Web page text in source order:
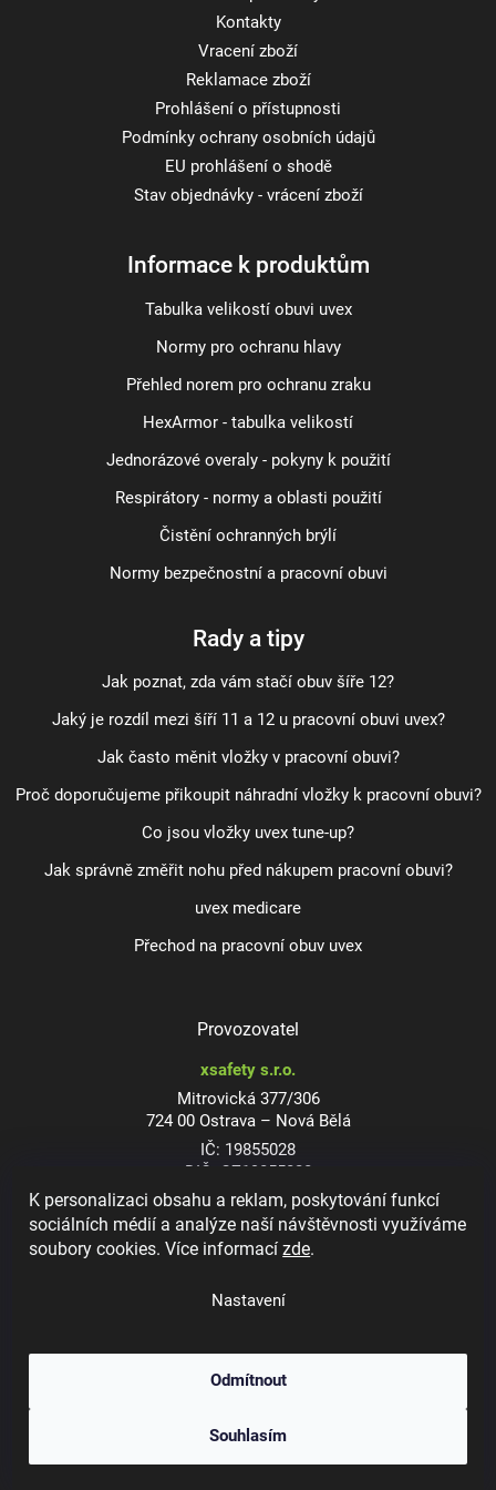
K personalizaci obsahu a reklam, poskytování funkcí
sociálních médií a analýze naší návštěvnosti využíváme
soubory cookies. Více informacízde.
Nastavení
Odmítnout
Souhlasím
Kontakty
Vracení zboží
Reklamace zboží
Prohlášení o přístupnosti
Podmínky ochrany osobních údajů
EU prohlášení o shodě
Stav objednávky - vrácení zboží
Informace k produktům
Tabulka velikostí obuvi uvex
Normy pro ochranu hlavy
Přehled norem pro ochranu zraku
HexArmor - tabulka velikostí
Jednorázové overaly - pokyny k použití
Respirátory - normy a oblasti použití
Čistění ochranných brýlí
Normy bezpečnostní a pracovní obuvi
Rady a tipy
Jak poznat, zda vám stačí obuv šíře 12?
Jaký je rozdíl mezi šíří 11 a 12 u pracovní obuvi uvex?
Jak často měnit vložky v pracovní obuvi?
Proč doporučujeme přikoupit náhradní vložky k pracovní obuvi?
Co jsou vložky uvex tune-up?
Jak správně změřit nohu před nákupem pracovní obuvi?
uvex medicare
Přechod na pracovní obuv uvex
Provozovatel
xsafety s.r.o.
Mitrovická 377/306
724 00 Ostrava – Nová Bělá
IČ: 19855028
DIČ: CZ19855028
Dioptrické ochranné brýle
. Všechna práva vyhrazena.